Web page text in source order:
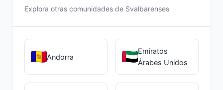
Explora otras comunidades de Svalbarenses
Andorra
Emiratos
Árabes Unidos